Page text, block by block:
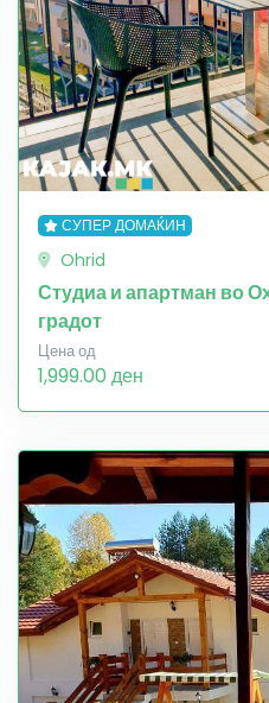
СУПЕР ДОМАЌИН
Ohrid
Студиа и апартман во
градот
Цена од
1,999.00 ден